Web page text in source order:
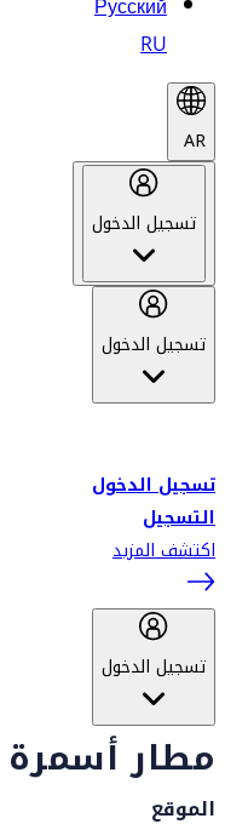
RU
AR
تسجيل الدخول
تسجيل الدخول
تسجيل الدخول
التسجيل
اكتشف المزيد
تسجيل الدخول
مطار أسمرة
الموقع